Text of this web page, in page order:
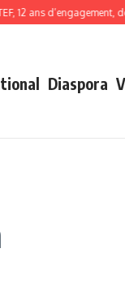
d’engagement, de
Diaspora